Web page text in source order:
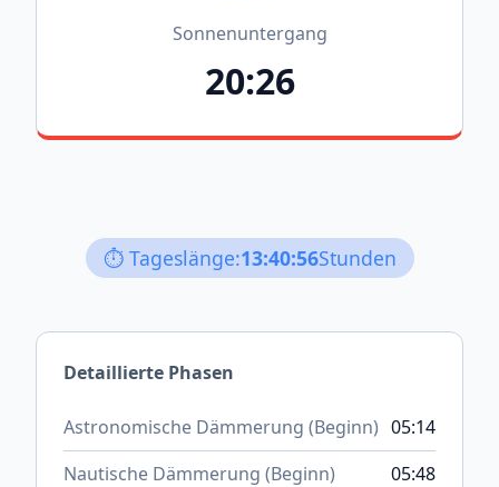
Sonnenuntergang
20:26
⏱️ Tageslänge:13:40:56Stunden
Detaillierte Phasen
Astronomische Dämmerung (Beginn) 05:14
Nautische Dämmerung (Beginn)
05:48